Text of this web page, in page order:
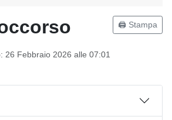
26 Febbraio 2026 alle 07:01
🖨️ Stampa